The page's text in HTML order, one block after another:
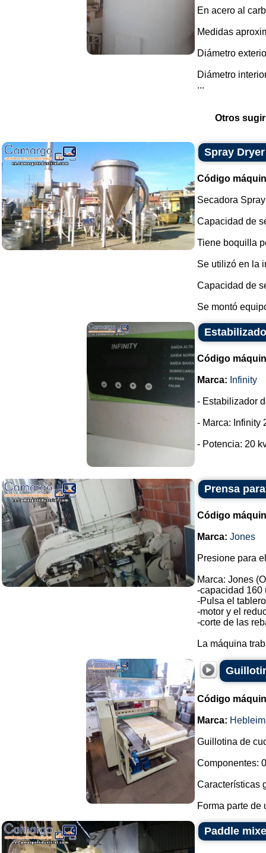
En acero al
Medidas
Diámetro
Diámetro
...
Otros
Spray Dryer
Código
Secadora
Capacidad de
Tiene boquilla
Se utilizó en la
Capacidad de
Se montó
Código
Marca: Infinity
- Estabilizador
- Marca: Infinity
- Potencia: 20
Prensa
Código
Marca: Jones
Presione para
Marca: Jones
-capacidad 160
-Pulsa el
-motor y el
-corte de las
La máquina
Código
Marca:
Guillotina de
Componentes:
Características
Forma parte de
Paddle